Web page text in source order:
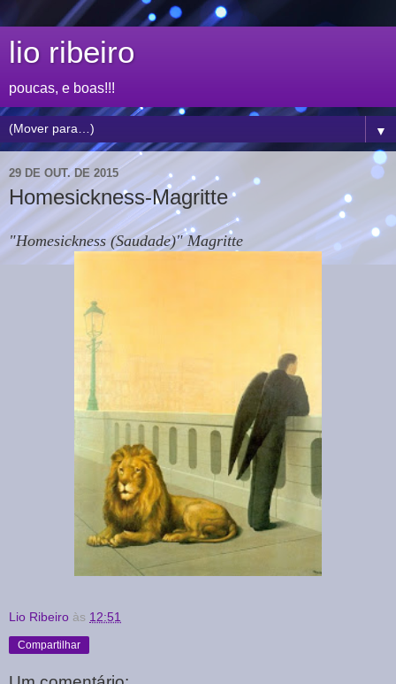
lio ribeiro
poucas, e boas!!!
▼
29 DE OUT. DE 2015
Homesickness-Magritte
"Homesickness (Saudade)" Magritte
Lio Ribeiro às 12:51
Compartilhar